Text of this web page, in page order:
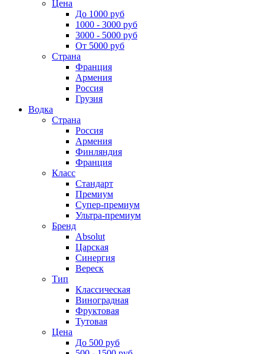
Цена
До 1000 руб
1000 - 3000 руб
3000 - 5000 руб
От 5000 руб
Страна
Франция
Армения
Россия
Грузия
Водка
Страна
Россия
Армения
Финляндия
Франция
Класс
Стандарт
Премиум
Супер-премиум
Ультра-премиум
Бренд
Absolut
Царская
Синергия
Вереск
Тип
Классическая
Виноградная
Фруктовая
Тутовая
Цена
До 500 руб